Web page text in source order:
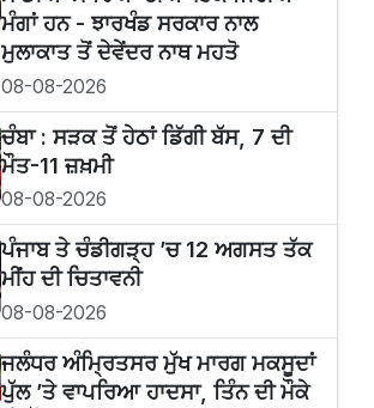
ਮੰਗਾਂ ਹਨ - ਝਾਰਖੰਡ ਸਰਕਾਰ ਨਾਲ
ਮੁਲਾਕਾਤ ਤੋਂ ਦੇਵੇਂਦਰ ਨਾਥ ਮਹਤੋ
08-08-2026
ਚੰਬਾ : ਸੜਕ ਤੋਂ ਹੇਠਾਂ ਡਿੱਗੀ ਬੱਸ, 7 ਦੀ
ਮੌਤ-11 ਜ਼ਖ਼ਮੀ
08-08-2026
ਪੰਜਾਬ ਤੇ ਚੰਡੀਗੜ੍ਹ ’ਚ 12 ਅਗਸਤ ਤੱਕ
ਮੀਂਹ ਦੀ ਚਿਤਾਵਨੀ
08-08-2026
ਜਲੰਧਰ ਅੰਮ੍ਰਿਤਸਰ ਮੁੱਖ ਮਾਰਗ ਮਕਸੂਦਾਂ
ਪੁੱਲ ’ਤੇ ਵਾਪਰਿਆ ਹਾਦਸਾ, ਤਿੰਨ ਦੀ ਮੌਕੇ